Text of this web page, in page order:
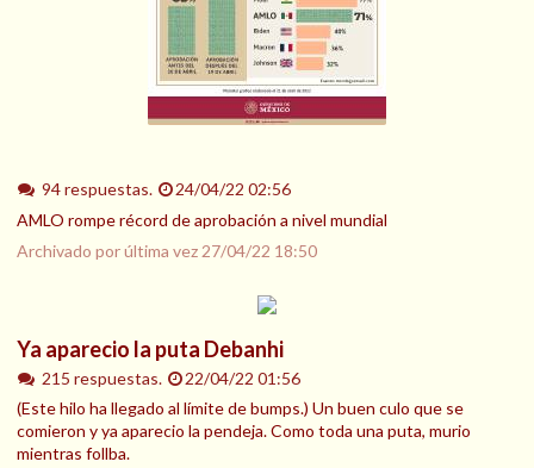
94 respuestas.
24/04/22 02:56
AMLO rompe récord de aprobación a nivel mundial
Archivado por última vez 27/04/22 18:50
Ya aparecio la puta Debanhi
215 respuestas.
22/04/22 01:56
(Este hilo ha llegado al límite de bumps.) Un buen culo que se
comieron y ya aparecio la pendeja. Como toda una puta, murio
mientras follba.